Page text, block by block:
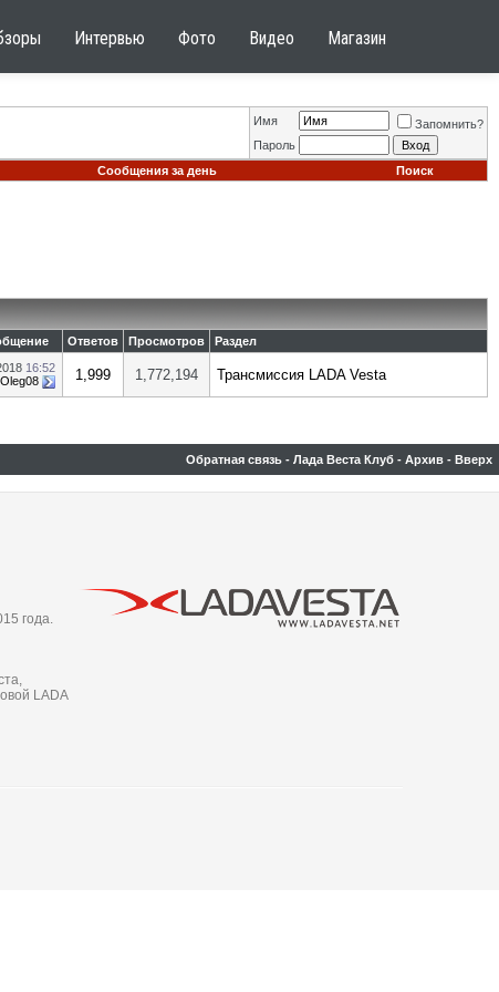
Интервью Фото Видео Магазин
Имя
Запомнить?
Пароль
Сообщения за день Поиск
Ответов Просмотров Раздел
16:52
Oleg08 1,999 1,772,194 Трансмиссия LADA Vesta
Обратная связь - Лада Веста Клуб - Архив - Вверх
года.
LADA